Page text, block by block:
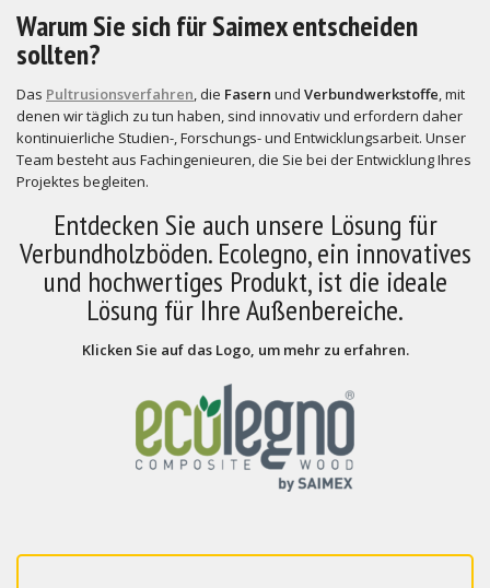
Warum Sie sich für Saimex entscheiden
sollten?
Das Pultrusionsverfahren, die Fasern und Verbundwerkstoffe, mit
denen wir täglich zu tun haben, sind innovativ und erfordern daher
kontinuierliche Studien-, Forschungs- und Entwicklungsarbeit. Unser
Team besteht aus Fachingenieuren, die Sie bei der Entwicklung Ihres
Projektes begleiten.
Entdecken Sie auch unsere Lösung für
Verbundholzböden. Ecolegno, ein innovatives
und hochwertiges Produkt, ist die ideale
Lösung für Ihre Außenbereiche.
Klicken Sie auf das Logo, um mehr zu erfahren.